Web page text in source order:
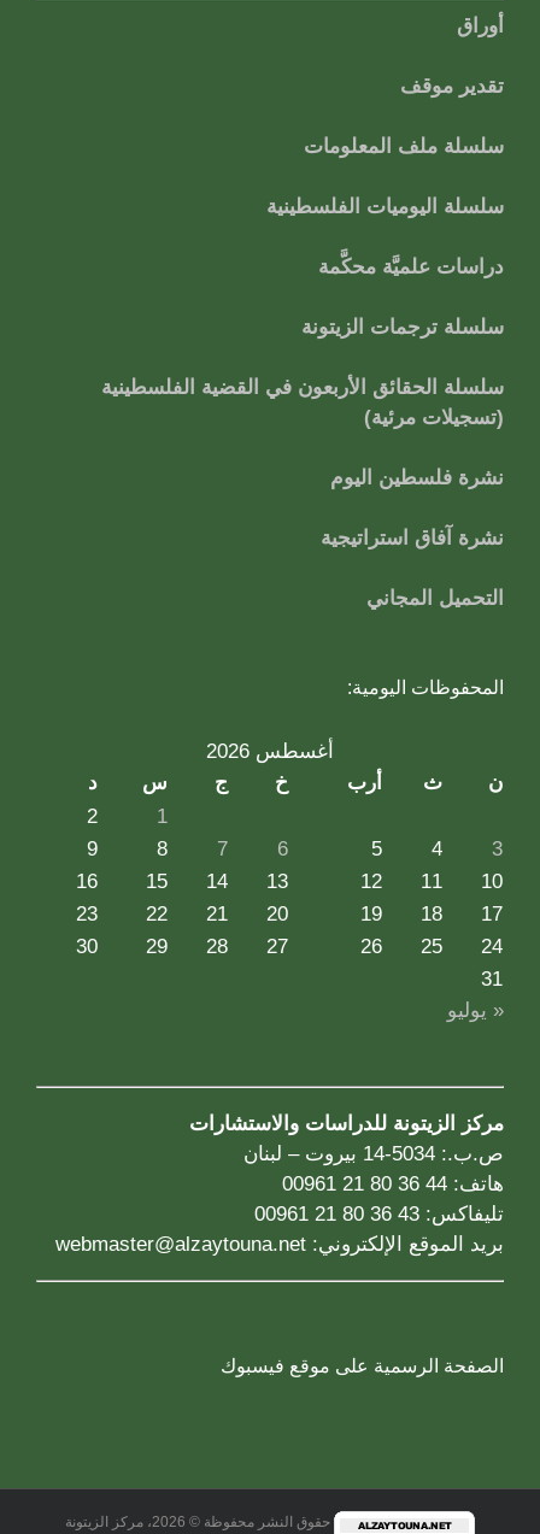
أوراق
تقدير موقف
سلسلة ملف المعلومات
سلسلة اليوميات الفلسطينية
دراسات علميَّة محكَّمة
سلسلة ترجمات الزيتونة
سلسلة الحقائق الأربعون في القضية الفلسطينية
(تسجيلات مرئية)
نشرة فلسطين اليوم
نشرة آفاق استراتيجية
التحميل المجاني
المحفوظات اليومية:
أغسطس 2026
ن
ث أرب خ ج س
د
1
2
3
4
5
6
7
8
9
10
11
12
13
14
15
16
17
18
19
20
21
22
23
24
25
26
27
28
29
30
31
« يوليو
مركز الزيتونة للدراسات والاستشارات
ص.ب.: 5034-14 بيروت – لبنان
هاتف: 44 36 80 21 00961
تليفاكس: 43 36 80 21 00961
بريد الموقع الإلكتروني: webmaster@alzaytouna.net
الصفحة الرسمية على موقع فيسبوك
حقوق النشر محفوظة © 2026، مركز الزيتونة